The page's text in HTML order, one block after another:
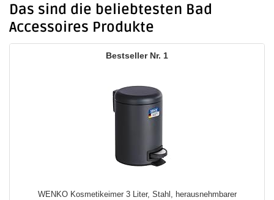
Das sind die beliebtesten Bad
Accessoires Produkte
1
WENKO Kosmetikeimer 3 Liter, Stahl, herausnehmbarer